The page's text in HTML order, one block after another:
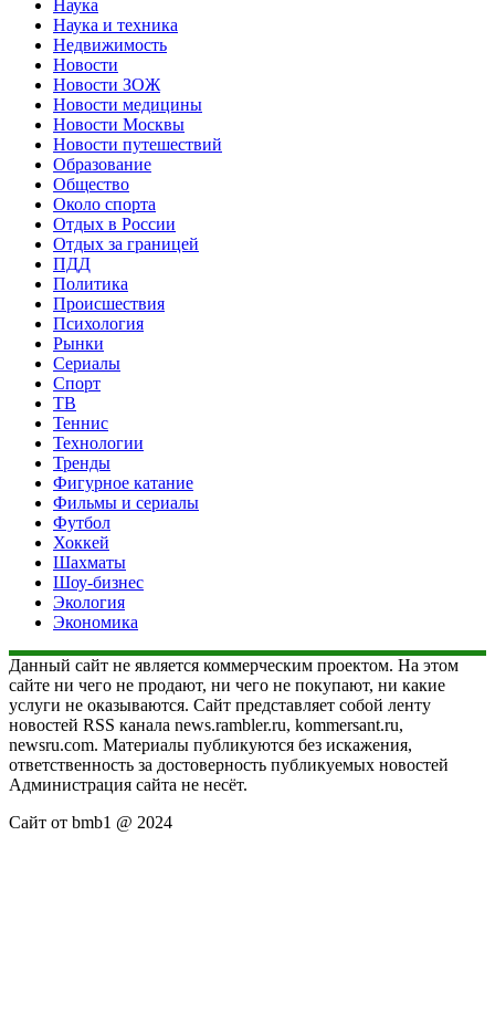
Наука
Наука и техника
Недвижимость
Новости
Новости ЗОЖ
Новости медицины
Новости Москвы
Новости путешествий
Образование
Общество
Около спорта
Отдых в России
Отдых за границей
ПДД
Политика
Происшествия
Психология
Рынки
Сериалы
Спорт
ТВ
Теннис
Технологии
Тренды
Фигурное катание
Фильмы и сериалы
Футбол
Хоккей
Шахматы
Шоу-бизнес
Экология
Экономика
Данный сайт не является коммерческим проектом. На этом
сайте ни чего не продают, ни чего не покупают, ни какие
услуги не оказываются. Сайт представляет собой ленту
новостей RSS канала news.rambler.ru, kommersant.ru,
newsru.com. Материалы публикуются без искажения,
ответственность за достоверность публикуемых новостей
Администрация сайта не несёт.
Сайт от bmb1 @ 2024